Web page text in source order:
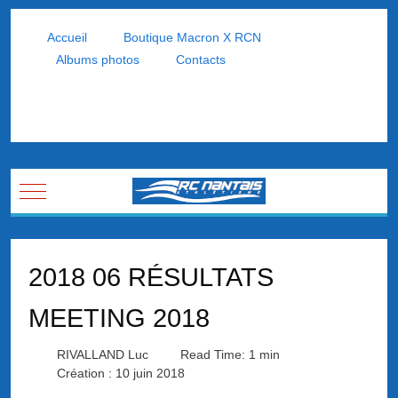
Accueil
Boutique Macron X RCN
Albums photos
Contacts
Mobile Menu Toggle
2018 06 RÉSULTATS
MEETING 2018
RIVALLAND Luc
Read Time: 1 min
Création : 10 juin 2018